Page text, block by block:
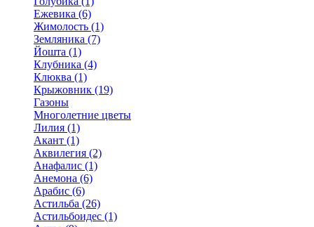
Ежевика (6)
Жимолость (1)
Земляника (7)
Йошта (1)
Клубника (4)
Клюква (1)
Крыжовник (19)
Газоны
Многолетние цветы
Лилия (1)
Акант (1)
Аквилегия (2)
Анафалис (1)
Анемона (6)
Арабис (6)
Астильба (26)
Астильбоидес (1)